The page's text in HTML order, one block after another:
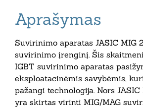
Aprašymas
Suvirinimo aparatas JASIC MIG
suvirinimo įrenginį. Šis
IGBT suvirinimo aparatas
eksploatacinėmis savybėmis,
pažangi technologija. Nors
yra skirtas virinti MIG/MAG